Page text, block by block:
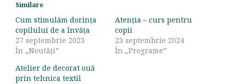
Similare
Cum stimulăm dorinţa
copilului de a învăţa
27 septembrie 2023
În „Noutăți”
Atenţia – curs pentru
copii
23 septembrie 2024
În „Programe”
Atelier de decorat ouă
prin tehnica textil